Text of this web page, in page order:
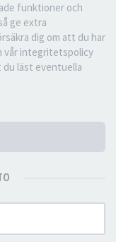
funktioner och
ge extra
dig om att du har
vår integritetspolicy
du läst eventuella